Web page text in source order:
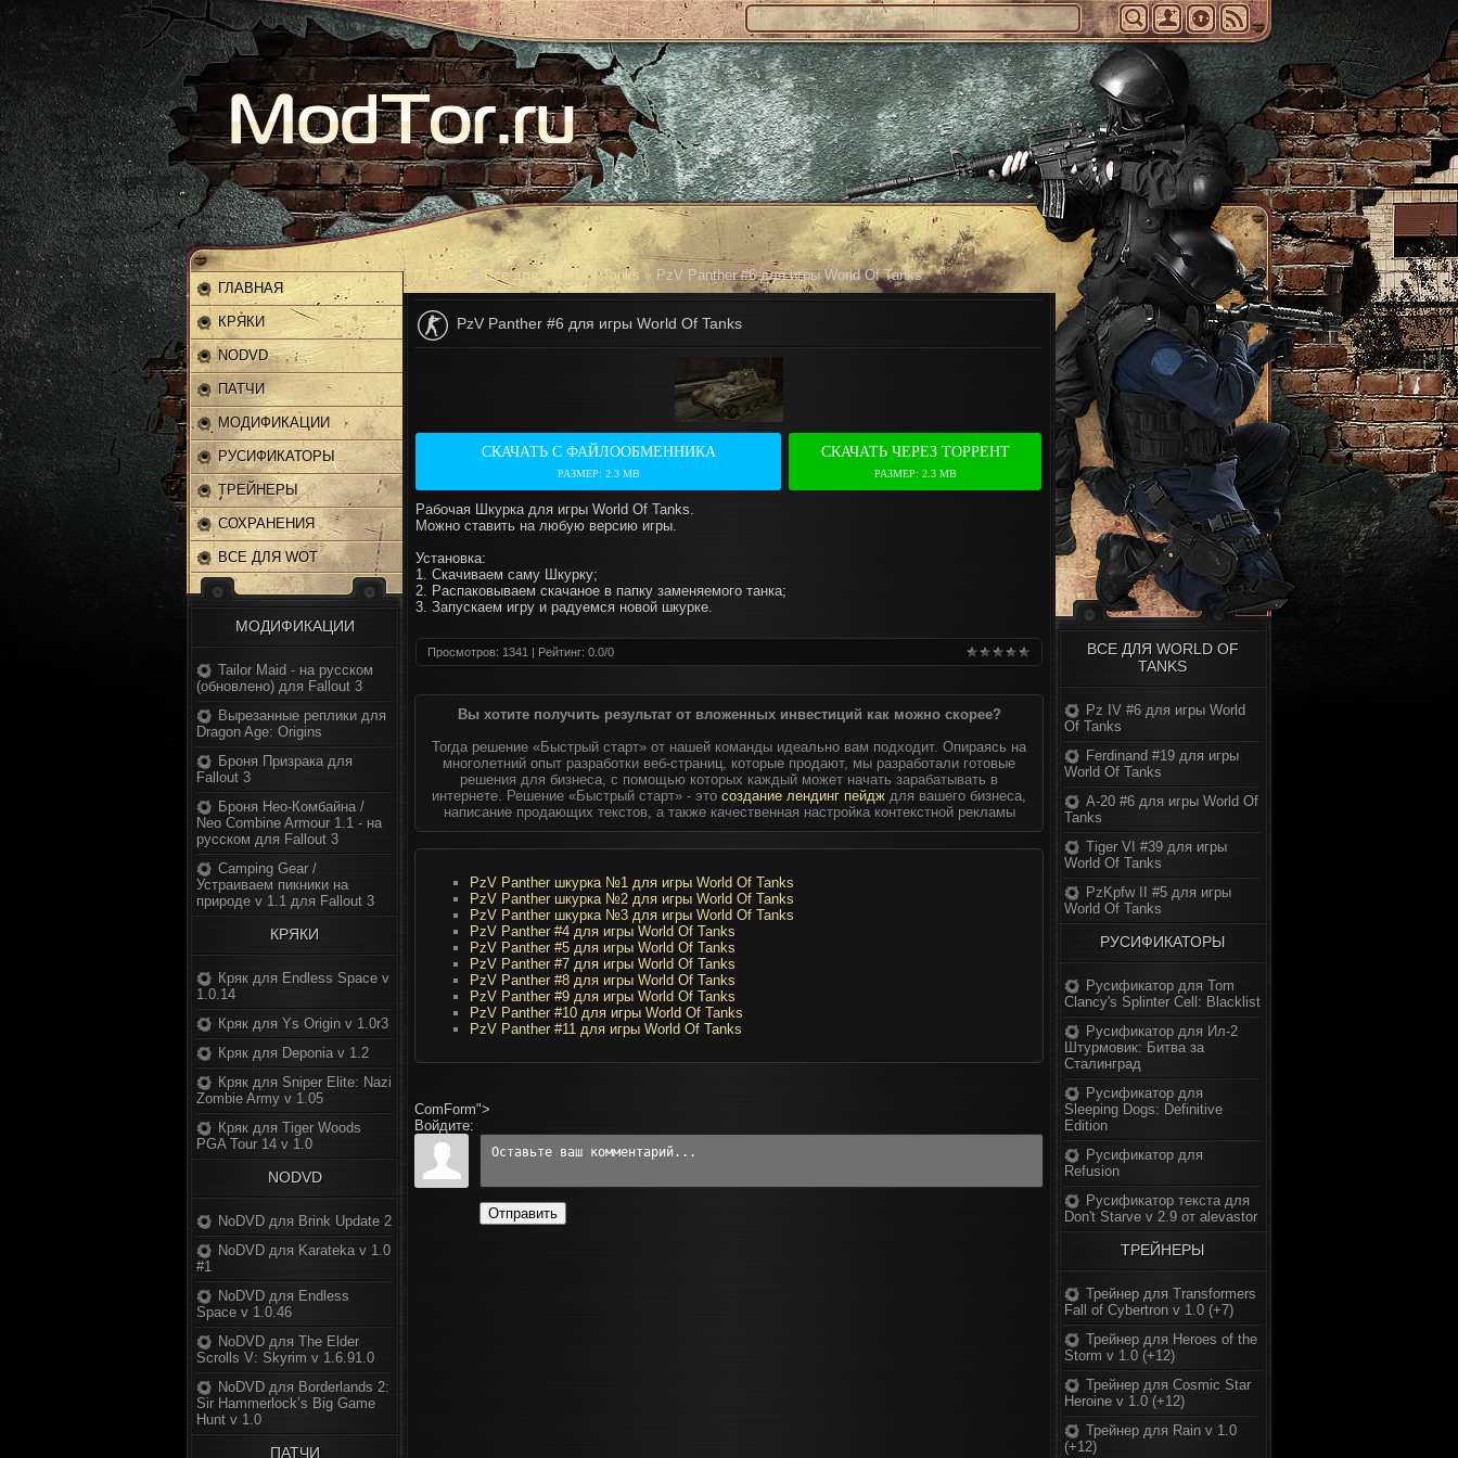
ГЛАВНАЯ
КРЯКИ
NODVD
ПАТЧИ
МОДИФИКАЦИИ
РУСИФИКАТОРЫ
ТРЕЙНЕРЫ
СОХРАНЕНИЯ
ВСЕ ДЛЯ WOT
МОДИФИКАЦИИ
Tailor Maid - на русском
(обновлено) для Fallout 3
Вырезанные реплики для
Dragon Age: Origins
Броня Призрака для
Fallout 3
Броня Нео-Комбайна /
Neo Combine Armour 1.1 - на
русском для Fallout 3
Camping Gear /
Устраиваем пикники на
природе v 1.1 для Fallout 3
КРЯКИ
Кряк для Endless Space v
1.0.14
Кряк для Ys Origin v 1.0r3
Кряк для Deponia v 1.2
Кряк для Sniper Elite: Nazi
Zombie Army v 1.05
Кряк для Tiger Woods
PGA Tour 14 v 1.0
NODVD
NoDVD для Brink Update 2
NoDVD для Karateka v 1.0
#1
NoDVD для Endless
Space v 1.0.46
NoDVD для The Elder
Scrolls V: Skyrim v 1.6.91.0
NoDVD для Borderlands 2:
Sir Hammerlock’s Big Game
Hunt v 1.0
ПАТЧИ
Главная» Все для World Of Tanks » PzV Panther #6 для игры World Of Tanks
PzV Panther #6 для игры World Of Tanks
СКАЧАТЬ С ФАЙЛООБМЕННИКА
РАЗМЕР: 2.3 MB
СКАЧАТЬ ЧЕРЕЗ ТОРРЕНТ
РАЗМЕР: 2.3 MB
Рабочая Шкурка для игры World Of Tanks.
Можно ставить на любую версию игры.
Установка:
1. Скачиваем саму Шкурку;
2. Распаковываем скачаное в папку заменяемого танка;
3. Запускаем игру и радуемся новой шкурке.
Просмотров: 1341 | Рейтинг: 0.0/0
Вы хотите получить результат от вложенных инвестиций как можно скорее?
Тогда решение «Быстрый старт» от нашей команды идеально вам подходит. Опираясь на
многолетний опыт разработки веб-страниц, которые продают, мы разработали готовые
решения для бизнеса, с помощью которых каждый может начать зарабатывать в
интернете. Решение «Быстрый старт» - это создание лендинг пейдж для вашего бизнеса,
написание продающих текстов, а также качественная настройка контекстной рекламы
PzV Panther шкурка №1 для игры World Of Tanks
PzV Panther шкурка №2 для игры World Of Tanks
PzV Panther шкурка №3 для игры World Of Tanks
PzV Panther #4 для игры World Of Tanks
PzV Panther #5 для игры World Of Tanks
PzV Panther #7 для игры World Of Tanks
PzV Panther #8 для игры World Of Tanks
PzV Panther #9 для игры World Of Tanks
PzV Panther #10 для игры World Of Tanks
PzV Panther #11 для игры World Of Tanks
ComForm">
Войдите:
Отправить
ВСЕ ДЛЯ WORLD OF
TANKS
Pz IV #6 для игры World
Of Tanks
Ferdinand #19 для игры
World Of Tanks
А-20 #6 для игры World Of
Tanks
Tiger VI #39 для игры
World Of Tanks
PzKpfw II #5 для игры
World Of Tanks
РУСИФИКАТОРЫ
Русификатор для Tom
Clancy's Splinter Cell: Blacklist
Русификатор для Ил-2
Штурмовик: Битва за
Сталинград
Русификатор для
Sleeping Dogs: Definitive
Edition
Русификатор для
Refusion
Русификатор текста для
Don't Starve v 2.9 от alevastor
ТРЕЙНЕРЫ
Трейнер для Transformers
Fall of Cybertron v 1.0 (+7)
Трейнер для Heroes of the
Storm v 1.0 (+12)
Трейнер для Cosmic Star
Heroine v 1.0 (+12)
Трейнер для Rain v 1.0
(+12)